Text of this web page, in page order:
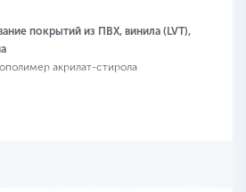
покрытий из ПВХ, винила (LVT),
акрилат-стирола